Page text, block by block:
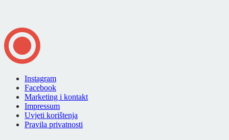
Instagram
Facebook
Marketing i kontakt
Impressum
Uvjeti korištenja
Pravila privatnosti